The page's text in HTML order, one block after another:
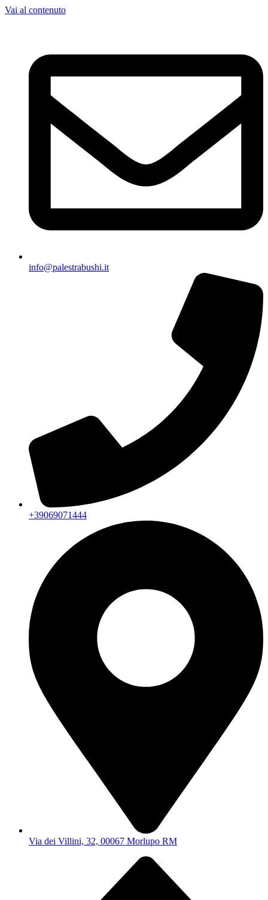
Vai al contenuto
info@palestrabushi.it
+39069071444
Via dei Villini, 32, 00067 Morlupo RM